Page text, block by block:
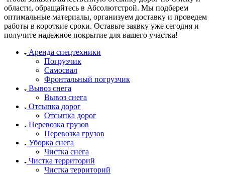
области, обращайтесь в Абсолютстрой. Мы подберем
оптимальные материалы, организуем доставку и проведем
работы в короткие сроки. Оставьте заявку уже сегодня и
получите надежное покрытие для вашего участка!
Аренда спецтехники
Погрузчик
Самосвал
Фронтальный погрузчик
Вывоз снега
Вывоз снега
Отсыпка дорог
Отсыпка дорог
Перевозка грузов
Перевозка грузов
Уборка снега
Чистка снега
Чистка территорий
Чистка территорий